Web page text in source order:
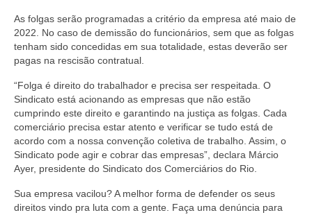
Saúde
Aplicativo Comerciários RJ
Acordo de Feriado para Empresas
CIPA
BENEFÍCIOS
Sede social
Colônia de férias
As folgas serão programadas a critério da empresa até maio de
2022. No caso de demissão do funcionários, sem que as folgas
tenham sido concedidas em sua totalidade, estas deverão ser
pagas na rescisão contratual.
“Folga é direito do trabalhador e precisa ser respeitada. O
Sindicato está acionando as empresas que não estão
cumprindo este direito e garantindo na justiça as folgas. Cada
comerciário precisa estar atento e verificar se tudo está de
acordo com a nossa convenção coletiva de trabalho. Assim, o
Sindicato pode agir e cobrar das empresas”, declara Márcio
Ayer, presidente do Sindicato dos Comerciários do Rio.
Sua empresa vacilou? A melhor forma de defender os seus
direitos vindo pra luta com a gente. Faça uma denúncia para